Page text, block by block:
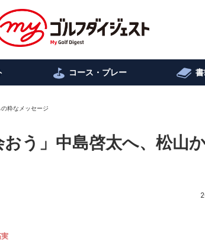
コース・プレー
粋なメッセージ
う」中島啓太へ、松山